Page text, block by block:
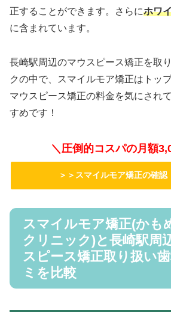
正することができます。さらにホワ
に含まれています。
長崎駅周辺のマウスピース矯正を取
クの中で、スマイルモア矯正はトッ
マウスピース矯正の料金を気にされ
すめです！
＼圧倒的コスパの月額
＞＞スマイルモア矯正の確認
スマイルモア矯正(かも
クリニック)と長崎駅周
スピース矯正取り扱い
ミを比較